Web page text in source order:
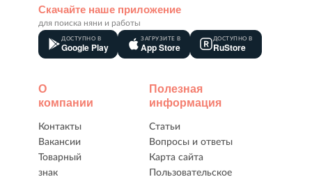
Скачайте наше приложение
для поиска няни и работы
ДОСТУПНО В
Google Play
ЗАГРУЗИТЕ В
App Store
ДОСТУПНО В
RuStore
О
компании
Контакты
Вакансии
Товарный
знак
Полезная
информация
Статьи
Вопросы и ответы
Карта сайта
Пользовательское